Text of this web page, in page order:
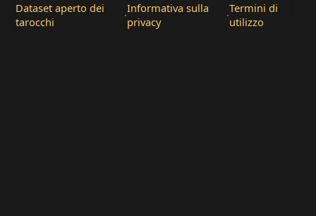
Dataset aperto dei
tarocchi
·Informativa sulla
privacy
·Termini di
utilizzo